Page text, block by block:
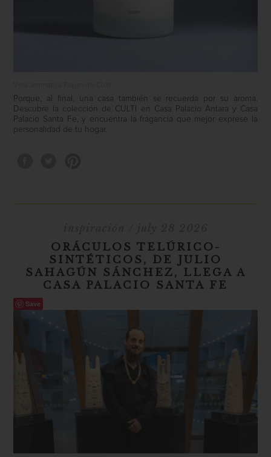
Porque, al final, una casa también se recuerda por su aroma.
Descubre la colección de CULTI en Casa Palacio Antara y Casa
Palacio Santa Fe , y encuentra la fragancia que mejor exprese la
personalidad de tu hogar.
ORÁCULOS TELÚRICO-
SINTÉTICOS, DE JULIO
SAHAGÚN SÁNCHEZ, LLEGA A
CASA PALACIO SANTA FE
Save